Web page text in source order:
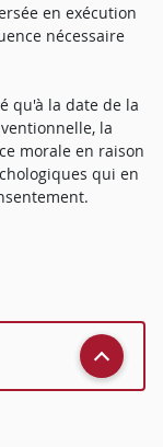
en exécution
nécessaire
qu'à la date de la
la
morale en raison
qui en